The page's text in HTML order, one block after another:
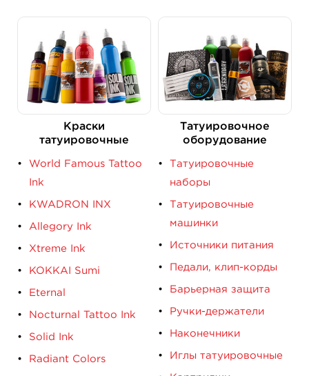
Краски
татуировочные
World Famous Tattoo
Ink
KWADRON INX
Allegory Ink
Xtreme Ink
KOKKAI Sumi
Eternal
Nocturnal Tattoo Ink
Solid Ink
Radiant Colors
Татуировочное
оборудование
Татуировочные
наборы
Татуировочные
машинки
Источники питания
Педали, клип-корды
Барьерная защита
Ручки-держатели
Наконечники
Иглы татуировочные